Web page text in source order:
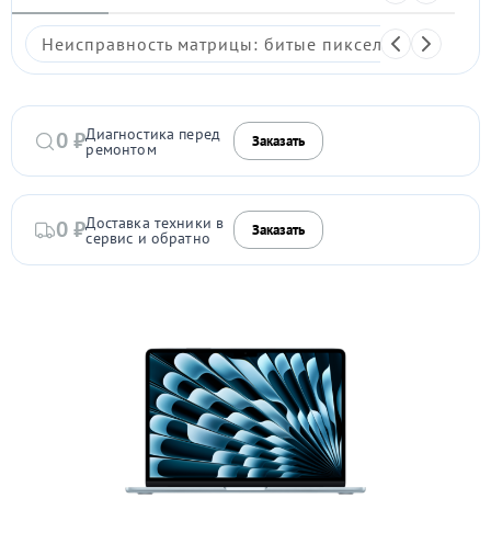
Неисправность матрицы: битые пиксели,
0 ₽Диагностика перед
ремонтом Заказать
0 ₽Доставка техники в
сервис и обратно Заказать